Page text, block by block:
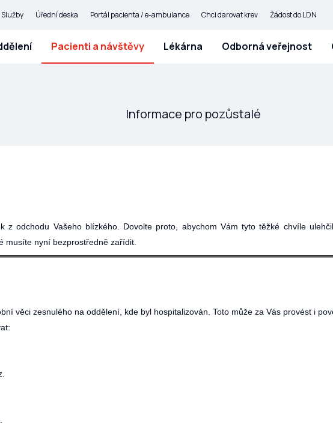
Služby Úřední deska Portál pacienta / e-ambulance Chci darovat krev Žádost do LDN
Pacienti a návštěvy Lékárna Odborná veřejnost
Informace pro pozůstalé
z odchodu Vašeho blízkého. Dovolte proto, abychom Vám tyto těžké chvíle
musíte nyní bezprostředně zařídit.
věci zesnulého na oddělení, kde byl hospitalizován. Toto může za Vás provést i